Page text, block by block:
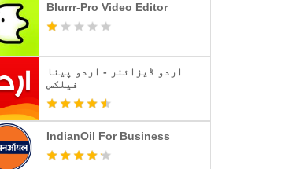
Blurrr-Pro Video Editor
اردو ڈیزائنر - اردو پینا
فیلکس
IndianOil For Business